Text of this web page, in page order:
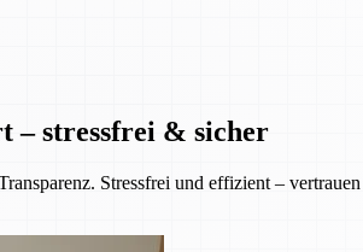
– stressfrei & sicher
Stressfrei und effizient –